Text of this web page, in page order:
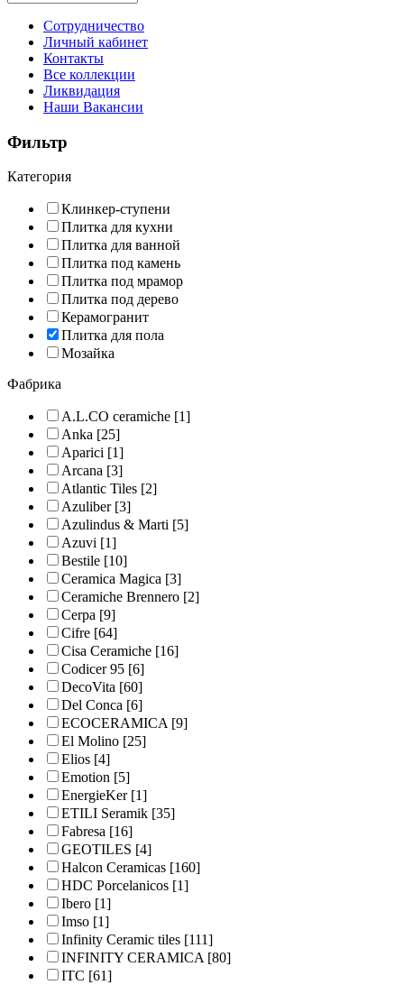
Сотрудничество
Личный кабинет
Контакты
Все коллекции
Ликвидация
Наши Вакансии
Фильтр
Категория
Клинкер-ступени
Плитка для кухни
Плитка для ванной
Плитка под камень
Плитка под мрамор
Плитка под дерево
Керамогранит
Плитка для пола
Мозайка
Фабрика
A.L.CO ceramiche [1]
Anka [25]
Aparici [1]
Arcana [3]
Atlantic Tiles [2]
Azuliber[3]
Azulindus & Marti [5]
Azuvi [1]
Bestile [10]
Ceramica Magica [3]
Ceramiche Brennero [2]
Cerpa [9]
Cifre [64]
Cisa Ceramiche [16]
Codicer 95 [6]
DecoVita [60]
Del Conca [6]
ECOCERAMICA[9]
El Molino [25]
Elios [4]
Emotion [5]
EnergieKer[1]
ETILI Seramik [35]
Fabresa [16]
GEOTILES [4]
Halcon Ceramicas [160]
HDC Porcelanicos [1]
Ibero [1]
Imso [1]
Infinity Ceramic tiles [111]
INFINITY CERAMICA[80]
ITC [61]